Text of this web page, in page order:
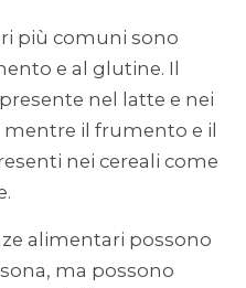
più comuni sono
e al glutine. Il
nel latte e nei
il frumento e il
nei cereali come
alimentari possono
ma possono